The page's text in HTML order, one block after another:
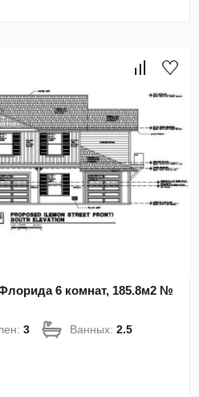
6 комнат, 185.8м2 №
3 Ванных:2.5